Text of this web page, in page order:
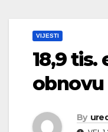
VIJESTI
18,9 tis.
obnovu
By